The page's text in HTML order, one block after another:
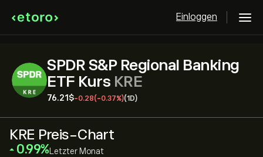
Einloggen
SPDR S&P Regional Banking
ETF Kurs KRE
76.21‎$‎-0.28(-0.37%)(1D)
KRE Preis-Chart
‎0.99‎ Letzter Monat